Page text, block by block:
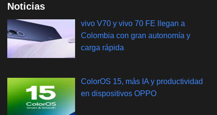
Noticias
vivo V70 y vivo 70 FE llegan a
Colombia con gran autonomía y
carga rápida
ColorOS 15, más IA y productividad
en dispositivos OPPO